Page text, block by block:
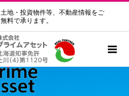
地・投資物件等、不動産情報をご
料で承ります。